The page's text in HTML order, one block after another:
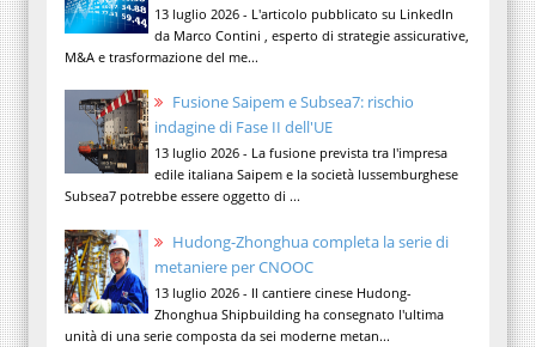
13 luglio 2026 - L'articolo pubblicato su LinkedIn
da Marco Contini , esperto di strategie assicurative,
M&A e trasformazione del me...
Fusione Saipem e Subsea7: rischio
indagine di Fase II dell'UE
13 luglio 2026 - La fusione prevista tra l'impresa
edile italiana Saipem e la società lussemburghese
Subsea7 potrebbe essere oggetto di ...
Hudong-Zhonghua completa la serie di
metaniere per CNOOC
13 luglio 2026 - Il cantiere cinese Hudong-
Zhonghua Shipbuilding ha consegnato l'ultima
unità di una serie composta da sei moderne metan...